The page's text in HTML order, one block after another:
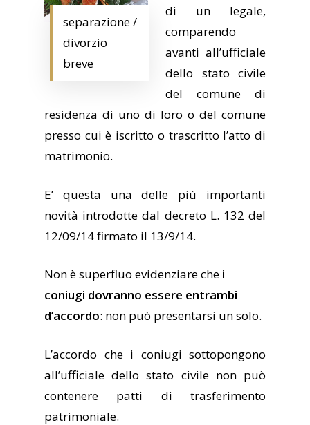
separazione /
divorzio
breve
di un legale,
comparendo
avanti all’ufficiale
dello stato civile
del comune di
residenza di uno di loro o del comune
presso cui è iscritto o trascritto l’atto di
matrimonio.
E’ questa una delle più importanti
novità introdotte dal decreto L. 132 del
12/09/14 firmato il 13/9/14.
Non è superfluo evidenziare che i
coniugi dovranno essere entrambi
d’accordo: non può presentarsi un solo.
L’accordo che i coniugi sottopongono
all’ufficiale dello stato civile non può
contenere patti di trasferimento
patrimoniale.